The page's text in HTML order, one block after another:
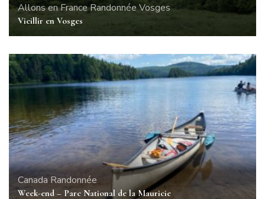
Allons en FranceRandonnéeVosges
Vieillir en Vosges
Canada Randonnée
Week-end – Parc National de la Mauricie